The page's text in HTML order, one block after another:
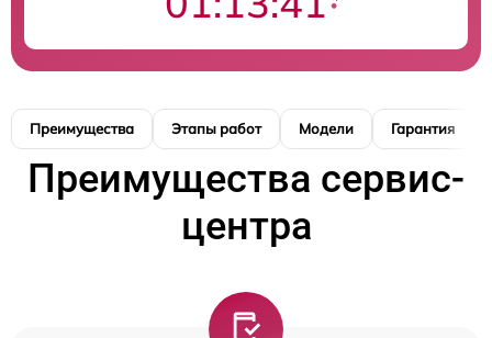
Преимущества Этапы работ Модели Гарантия
Преимущества сервис-
центра